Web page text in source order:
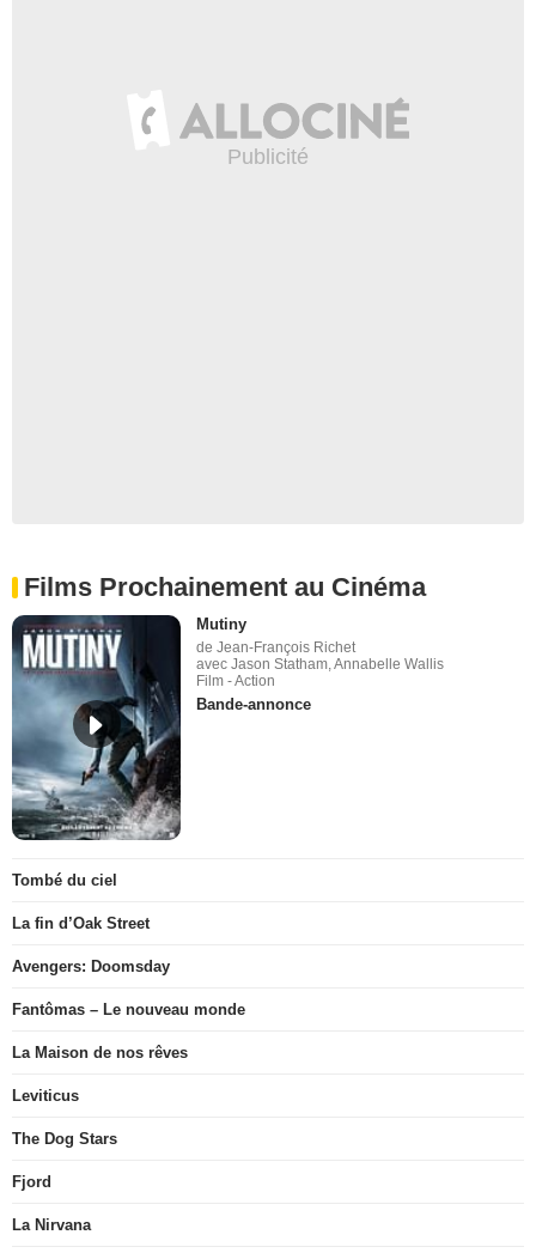
Films Prochainement au Cinéma
Mutiny
de Jean-François Richet
avec Jason Statham, Annabelle Wallis
Film - Action
Bande-annonce
Tombé du ciel
La fin d’Oak Street
Avengers: Doomsday
Fantômas – Le nouveau monde
La Maison de nos rêves
Leviticus
The Dog Stars
Fjord
La Nirvana